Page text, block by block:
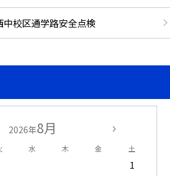
中校区通学路安全点検
2026年8月
水 木 金 土
1